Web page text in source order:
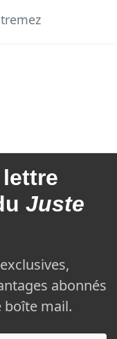
lettre
Juste
abonnés
boîte mail.